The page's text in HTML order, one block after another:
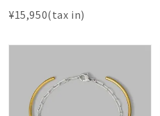
¥15,950(tax in)